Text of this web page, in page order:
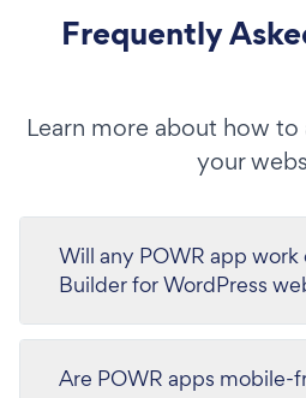
Frequently
Learn more about how
your
Will any POWR app work
Builder for WordPress
Are POWR apps mobile-